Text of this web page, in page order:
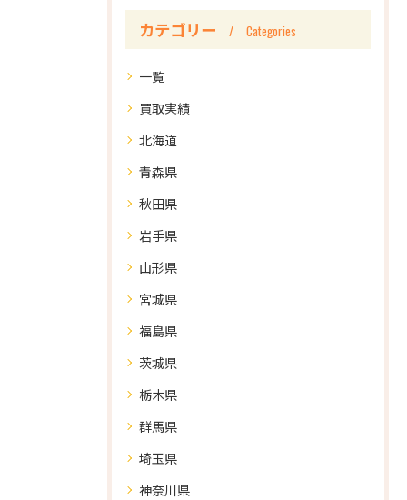
カテゴリー Categories
一覧
買取実績
北海道
青森県
秋田県
岩手県
山形県
宮城県
福島県
茨城県
栃木県
群馬県
埼玉県
神奈川県